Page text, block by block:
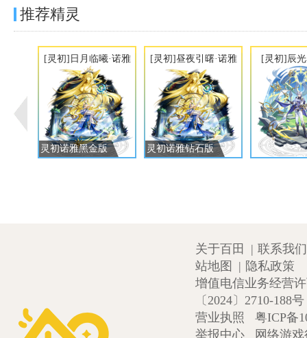
推荐精灵
[灵初]日月临曦·诺雅
灵初诺雅黑金版
[灵初]昼夜引曙·诺雅
灵初诺雅钻石版
[灵初]辰
关于百田 | 联系我们
站地图
| 隐私政策
增值电信业务经营
〔2024〕2710-188号
营业执照
粤ICP备
举报中心
网络游